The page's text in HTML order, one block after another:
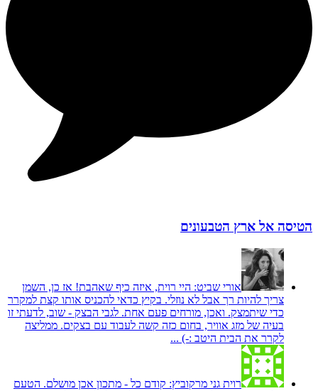
הטיסה אל ארץ הטבעונים
אורי שביט: היי רוית, איזה כיף שאהבת! אז כן, השמן
צריך להיות רך אבל לא נוזלי. בקיץ כדאי להכניס אותו קצת למקרר
כדי שיתמצק. ואכן, מורחים פעם אחת. לגבי הבצק - שוב, לדעתי זו
בעיה של מזג אוויר, בחום כזה קשה לעבוד עם בצקים. ממליצה
לקרר את הבית היטב :-) ...
רוית גני מרקוביץ: קודם כל - מתכון אכן מושלם. הטעם